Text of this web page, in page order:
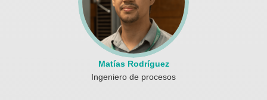
Matías Rodríguez
Ingeniero de procesos